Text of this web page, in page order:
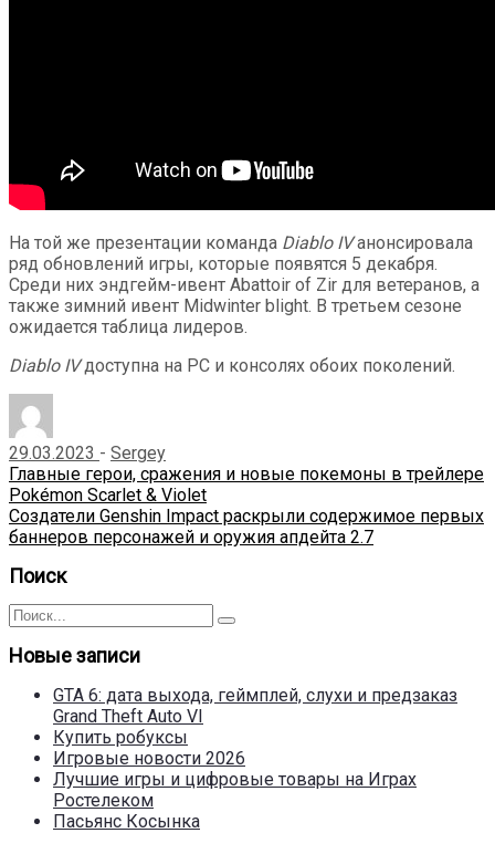
На той же презентации команда Diablo IVанонсировала
ряд обновлений игры, которые появятся 5 декабря.
Среди них эндгейм-ивент Abattoir of Zir для ветеранов, а
также зимний ивент Midwinter blight. В третьем сезоне
ожидается таблица лидеров.
Diablo IVдоступна на PC и консолях обоих поколений.
29.03.2023 - Sergey
Навигация
по
записям
Предыдущая
запись
Главные герои, сражения и новые покемоны в трейлере
Pokémon Scarlet & Violet
Следующая
запись
Создатели Genshin Impact раскрыли содержимое первых
баннеров персонажей и оружия апдейта 2.7
Поиск
Поиск
для:
Поиск
Новые записи
GTA 6: дата выхода, геймплей, слухи и предзаказ
Grand Theft Auto VI
Купить робуксы
Игровые новости 2026
Лучшие игры и цифровые товары на Играх
Ростелеком
Пасьянс Косынка